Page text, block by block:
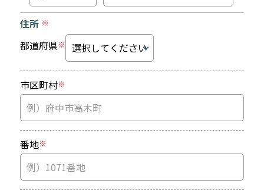
住所 ※
都道府県※
市区町村※
番地※